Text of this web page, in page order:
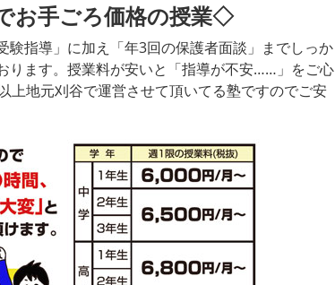
お手ごろ価格の授業◇
指導」に加え「年3回の保護者面談」までしっか
ります。授業料が安いと「指導が不安……」をご心
上地元刈谷で運営させて頂いてる塾ですのでご安